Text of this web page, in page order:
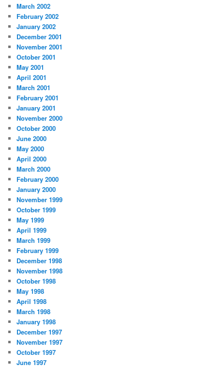
March 2002
February 2002
January 2002
December 2001
November 2001
October 2001
May 2001
April 2001
March 2001
February 2001
January 2001
November 2000
October 2000
June 2000
May 2000
April 2000
March 2000
February 2000
January 2000
November 1999
October 1999
May 1999
April 1999
March 1999
February 1999
December 1998
November 1998
October 1998
May 1998
April 1998
March 1998
January 1998
December 1997
November 1997
October 1997
June 1997